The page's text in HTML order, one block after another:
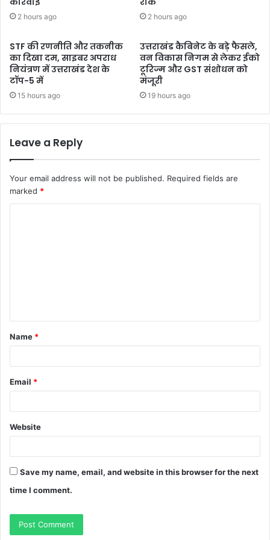
2 hours ago 2 hours ago
STF की रणनीति और तकनीक
का दिखा दम, साइबर अपराध
नियंत्रण में उत्तराखंड देश के
टॉप-5 में
15 hours ago
उत्तराखंड कैबिनेट के बड़े फैसले,
वन विकास निगम से लेकर ईको
टूरिज्म और GST संशोधन को
मंजूरी
19 hours ago
Leave a Reply
Your email address will not be published. Required fields are
marked *
t
*
Name *
Email *
Website
Save my name, email, and website in this browser for the next
time I comment.